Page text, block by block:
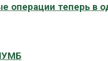
операции теперь в